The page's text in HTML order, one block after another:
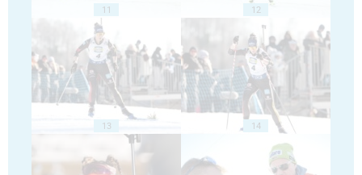
11 12
13 14